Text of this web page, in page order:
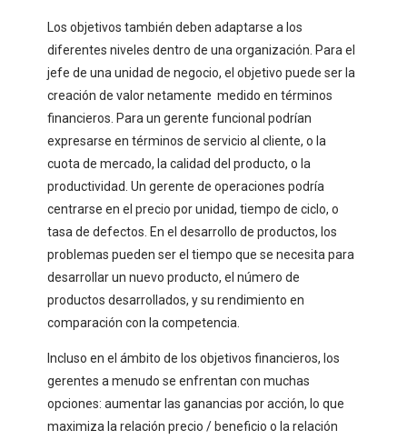
Los objetivos también deben adaptarse a los
diferentes niveles dentro de una organización. Para el
jefe de una unidad de negocio, el objetivo puede ser la
creación de valor netamente medido en términos
financieros. Para un gerente funcional podrían
expresarse en términos de servicio al cliente, o la
cuota de mercado, la calidad del producto, o la
productividad. Un gerente de operaciones podría
centrarse en el precio por unidad, tiempo de ciclo, o
tasa de defectos. En el desarrollo de productos, los
problemas pueden ser el tiempo que se necesita para
desarrollar un nuevo producto, el número de
productos desarrollados, y su rendimiento en
comparación con la competencia.
Incluso en el ámbito de los objetivos financieros, los
gerentes a menudo se enfrentan con muchas
opciones: aumentar las ganancias por acción, lo que
maximiza la relación precio / beneficio o la relación